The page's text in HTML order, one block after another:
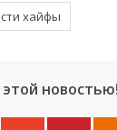
хайфы
новостью!